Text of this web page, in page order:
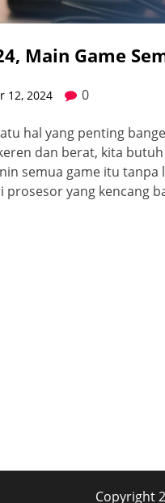
Main Game
12, 2024 0
hal yang penting
dan berat, kita
semua game itu tanpa
yang kencang
Copyright